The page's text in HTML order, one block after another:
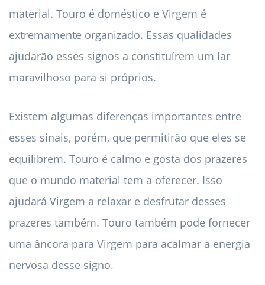
material. Touro é doméstico e Virgem é
extremamente organizado. Essas qualidades
ajudarão esses signos a constituírem um lar
maravilhoso para si próprios.
Existem algumas diferenças importantes entre
esses sinais, porém, que permitirão que eles se
equilibrem. Touro é calmo e gosta dos prazeres
que o mundo material tem a oferecer. Isso
ajudará Virgem a relaxar e desfrutar desses
prazeres também. Touro também pode fornecer
uma âncora para Virgem para acalmar a energia
nervosa desse signo.